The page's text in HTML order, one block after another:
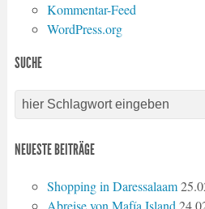
Kommentar-Feed
WordPress.org
SUCHE
NEUESTE BEITRÄGE
Shopping in Daressalaam
Abreise von Mafía Island